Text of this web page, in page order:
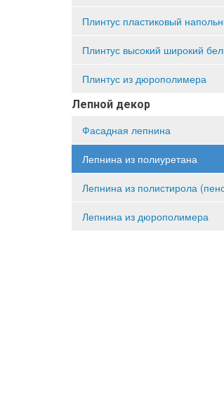
Плинтус пластиковый
Плинтус высокий широкий
Плинтус из дюрополимера
Лепной декор
Фасадная лепнина
Лепнина из полиуретана
Лепнина из полистирола
Лепнина из дюрополимера